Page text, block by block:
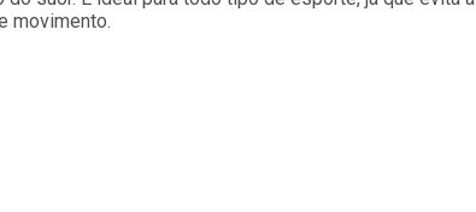
movimento.